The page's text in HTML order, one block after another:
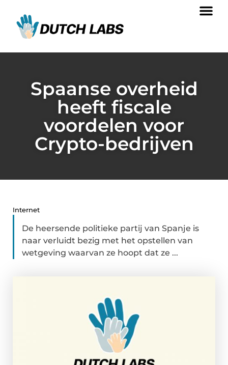
Spaanse overheid
heeft fiscale
voordelen voor
Crypto-bedrijven
Internet
De heersende politieke partij van Spanje is
naar verluidt bezig met het opstellen van
wetgeving waarvan ze hoopt dat ze ...